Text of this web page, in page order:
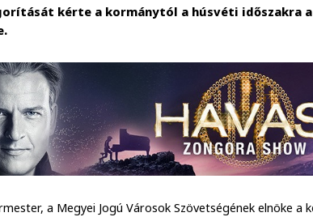
kérte a kormánytól a húsvéti időszakra
a Megyei Jogú Városok Szövetségének elnöke a